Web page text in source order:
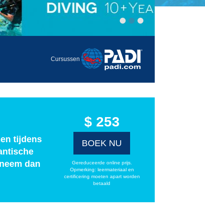
Cursussen
tijdens
dan
$ 253
BOEK NU
Gereduceerde online prijs.
Opmerking: leermateriaal en
certificering moeten apart worden
betaald